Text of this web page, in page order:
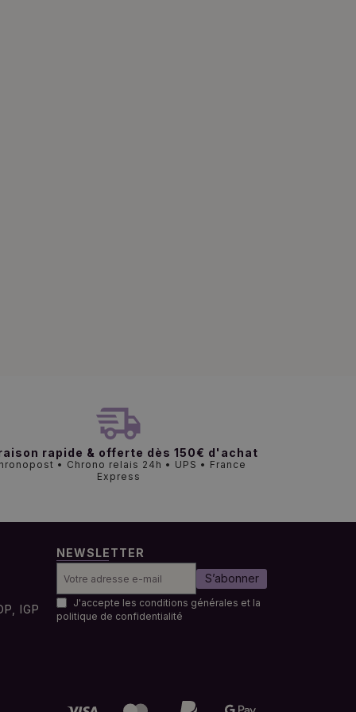
rapide & offerte dès 150€ d'achat
• Chrono relais 24h • UPS • France
Express
IGP
NEWSLETTER
S’abonner
J'accepte les conditions générales et la
politique de confidentialité